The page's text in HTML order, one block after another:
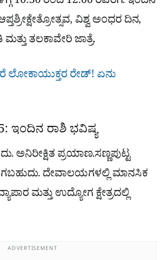
ವಿಶ್ವ ಅಂಧರ ದಿನ,
ತಲಕಾವೇರಿ ಜಾತ್ರೆ.
ಲೋಕಾಯುಕ್ತರ ರೇಡ್​! ಏನು
ಇಂದಿನ ರಾಶಿ ಭವಿಷ್ಯ
ಅನಿರೀಕ್ಷಿತ ಪ್ರಯಾಣ.ಸಣ್ಣಪುಟ್ಟ
ದೇವಾಲಯಗಳಲ್ಲಿ ಮಾನಸಿಕ
ಮತ್ತು ಉದ್ಯೋಗ ಕ್ಷೇತ್ರದಲ್ಲಿ
ADVERTISEMENT